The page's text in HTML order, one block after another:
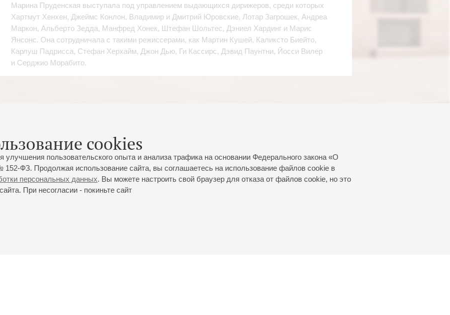
cookies
пользовательского опыта и анализа трафика на основании Федерального закона «О
ФЗ. Продолжая использование сайта, вы соглашаетесь на использование файлов cookie в
персональных данных. Вы можете настроить свой браузер для отказа от файлов cookie, но это
При несогласии - покиньте сайт
Марина Пруденская выступала под управлением выдающихся дирижеров, среди которых
Хартмут Хенхен, Джеймс Конлон, Владимир и Дмитрий Юровские, Лотар Загрошек, Андреа
Маркон, Альберто Зедда, Манфред Хонек, Штефан Шольтес, Дэниел Хардинг и Марис
Янсонс. Она сотрудничала с такими режиссерами, как Мартин Кушей, Каликсто Биейто,
Карлуш Падрисса, Стефан Херхайм, Джон Дью, Ги Кассирс, Дэвид Паунтни, Йосси Вилер
и Серджио Морабито.